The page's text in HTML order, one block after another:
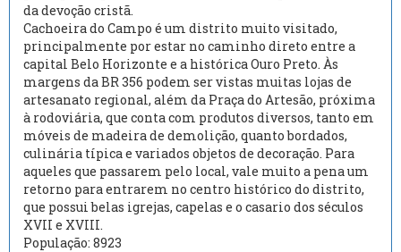
da devoção cristã.
Cachoeira do Campo é um distrito muito visitado,
principalmente por estar no caminho direto entre a
capital Belo Horizonte e a histórica Ouro Preto. Às
margens da BR 356 podem ser vistas muitas lojas de
artesanato regional, além da Praça do Artesão, próxima
à rodoviária, que conta com produtos diversos, tanto em
móveis de madeira de demolição, quanto bordados,
culinária típica e variados objetos de decoração. Para
aqueles que passarem pelo local, vale muito a pena um
retorno para entrarem no centro histórico do distrito,
que possui belas igrejas, capelas e o casario dos séculos
XVII e XVIII.
População: 8923